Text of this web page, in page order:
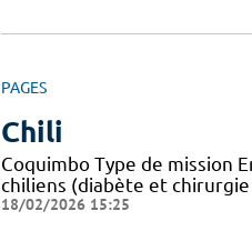
PAGES
Chili
Coquimbo Type de mission
chiliens (diabète et
18/02/2026 15:25